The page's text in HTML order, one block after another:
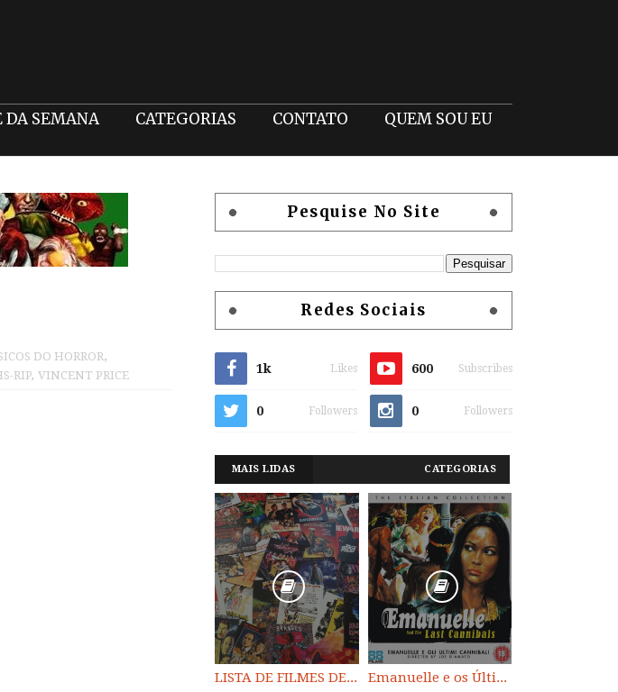
DA SEMANA CATEGORIAS CONTATO QUEM SOU EU
DO HORROR,
RIP, VINCENT PRICE
Pesquise No Site
Redes Sociais
1k Likes 600 Subscribes
0 Followers 0 Followers
MAIS LIDAS CATEGORIAS
LISTA DE FILMES DE HORROR/ TRASH/ SUSPENSE/ SCI-FI/ EXPLOITATION E OUTROS Emanuelle e os Últimos Canibais